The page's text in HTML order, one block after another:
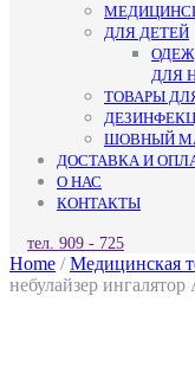
ДЛЯ ДЕТЕЙ
ДЛЯ
ТОВАРЫ
ШОВНЫЙ
ДОСТАВКА И
О НАС
КОНТАКТЫ
КНОПКА
ЗАКРЫТЬ
тел. 909 - 725
Home /Медицинская
небулайзер